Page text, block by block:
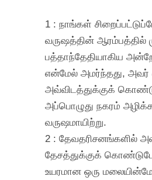
1 : நாங்கள்
வருஷத்தின் ஆரம்பத்தில்
பத்தாந்தேதியாகிய
என்மேல் அமர்ந்தது,
அவ்விடத்துக்குக்
அப்பொழுது நகரம்
வருஷமாயிற்று.
2 : தேவதரிசனங்களில்
தேசத்துக்குக்
உயரமான ஒரு